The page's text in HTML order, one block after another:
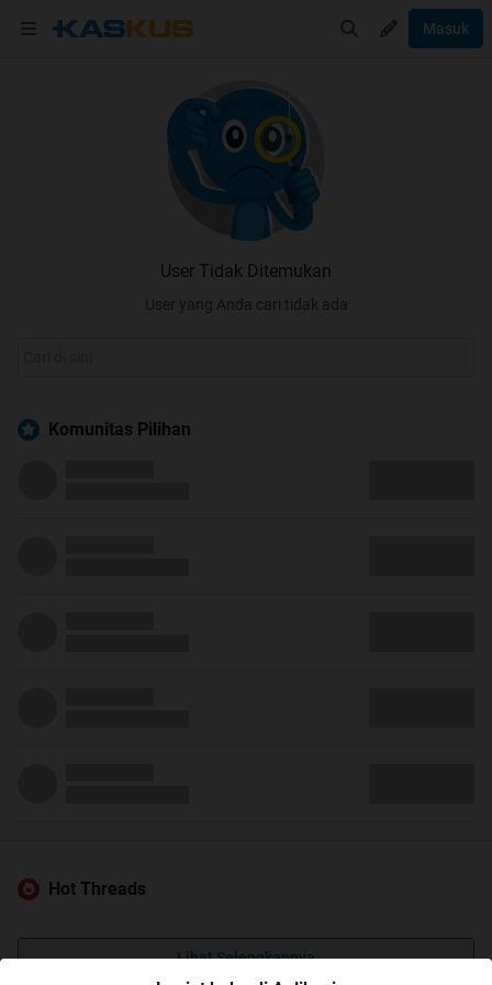
Masuk
User Tidak Ditemukan
User yang Anda cari tidak ada
Komunitas Pilihan
Hot Threads
Lihat Selengkapnya